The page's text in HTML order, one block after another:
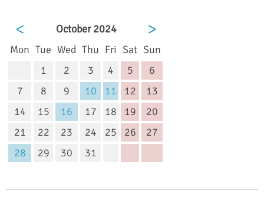
< October 2024 >
Mon day
Tue sday
Wed nesday
Thu rsday
Fri day
Saturday
Sun
1
2 3 4 5
6
7
8 9 10 11 12
13
14
15 16 17 18 19
20
21
22 23 24 25 26
27
28
29 30 31